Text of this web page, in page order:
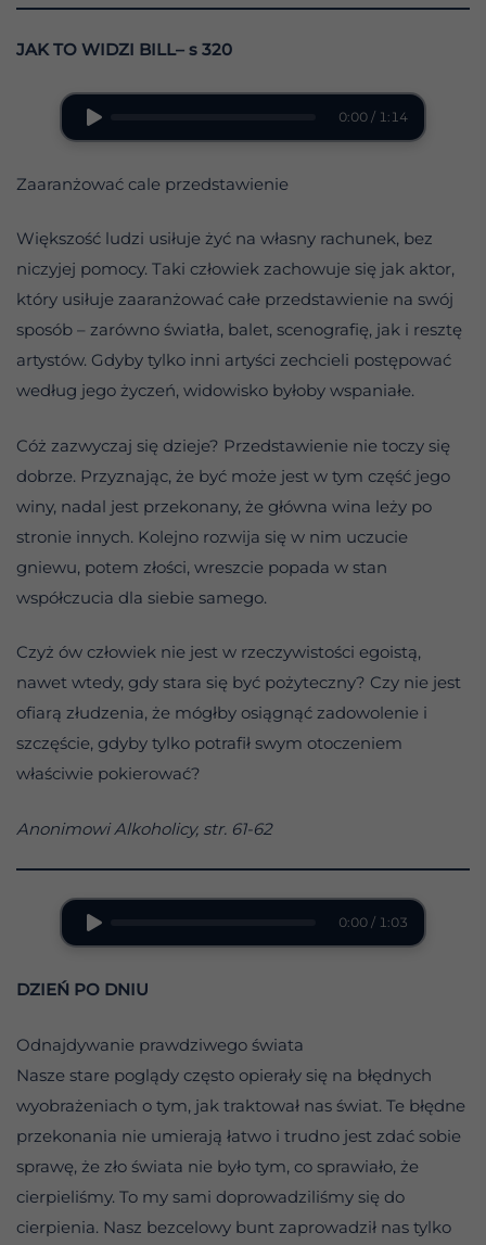
JAK TO WIDZI BILL– s 320
0:00 / 1:14
Zaaranżować cale przedstawienie
Większość ludzi usiłuje żyć na własny rachunek, bez
niczyjej pomocy. Taki człowiek zachowuje się jak aktor,
który usiłuje zaaranżować całe przedstawienie na swój
sposób – zarówno światła, balet, scenografię, jak i resztę
artystów. Gdyby tylko inni artyści zechcieli postępować
według jego życzeń, widowisko byłoby wspaniałe.
Cóż zazwyczaj się dzieje? Przedstawienie nie toczy się
dobrze. Przyznając, że być może jest w tym część jego
winy, nadal jest przekonany, że główna wina leży po
stronie innych. Kolejno rozwija się w nim uczucie
gniewu, potem złości, wreszcie popada w stan
współczucia dla siebie samego.
Czyż ów człowiek nie jest w rzeczywistości egoistą,
nawet wtedy, gdy stara się być pożyteczny? Czy nie jest
ofiarą złudzenia, że mógłby osiągnąć zadowolenie i
szczęście, gdyby tylko potrafił swym otoczeniem
właściwie pokierować?
Anonimowi Alkoholicy, str. 61-62
0:00 / 1:03
DZIEŃ PO DNIU
Odnajdywanie prawdziwego świata
Nasze stare poglądy często opierały się na błędnych
wyobrażeniach o tym, jak traktował nas świat. Te błędne
przekonania nie umierają łatwo i trudno jest zdać sobie
sprawę, że zło świata nie było tym, co sprawiało, że
cierpieliśmy. To my sami doprowadziliśmy się do
cierpienia. Nasz bezcelowy bunt zaprowadził nas tylko